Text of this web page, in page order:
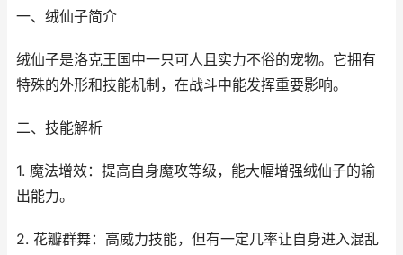
一、绒仙子简介
绒仙子是洛克王国中一只可人且实力不俗的宠物。它拥有
特殊的外形和技能机制，在战斗中能发挥重要影响。
二、技能解析
1. 魔法增效：提高自身魔攻等级，能大幅增强绒仙子的输
出能力。
2. 花瓣群舞：高威力技能，但有一定几率让自身进入混乱